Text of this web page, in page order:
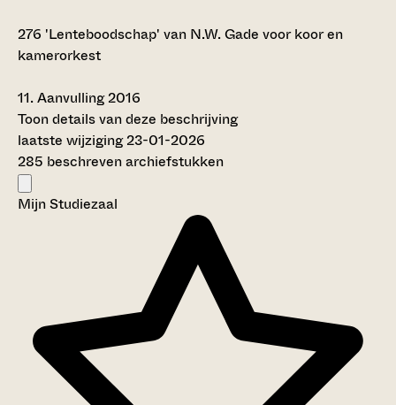
276 'Lenteboodschap' van N.W. Gade voor koor en
kamerorkest
11.Aanvulling 2016
Toon details van deze beschrijving
laatste wijziging 23-01-2026
285 beschreven archiefstukken
Mijn Studiezaal